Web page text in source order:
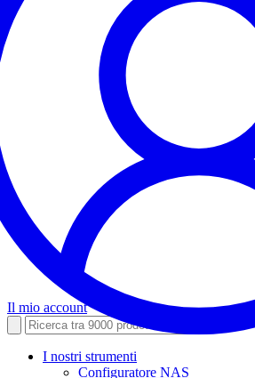
Il mio account
I nostri strumenti
Configuratore NAS